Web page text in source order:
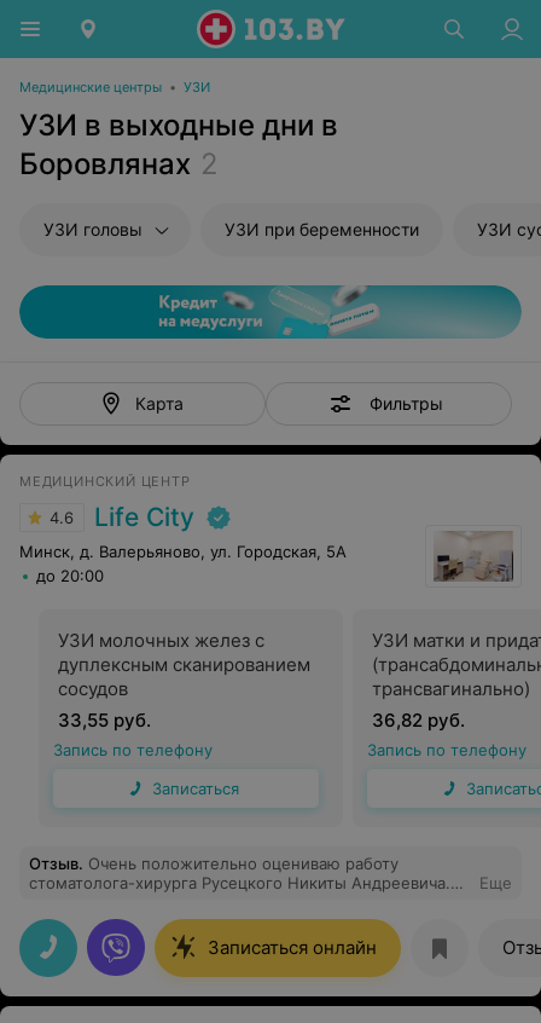
Медицинские центры • УЗИ
УЗИ в выходные дни в
Боровлянах 2
УЗИ головы УЗИ при беременности УЗИ
Карта Фильтры
МЕДИЦИНСКИЙ ЦЕНТР
4.6 Life City
Минск, д. Валерьяново, ул. Городская, 5А
до 20:00
УЗИ молочных желез с
дуплексным сканированием
сосудов
33,55 руб.
Запись по телефону
Записаться
УЗИ матки и
трансвагинально)
36,82 руб.
Запись по телефону
Отзыв. Очень положительно оцениваю работу
стоматолога-хирурга Русецкого Никиты Андреевича.
кабинете 12 гор поликлиники мне ничего не удалили,
сославшись на нехватку времени приема. Читать
нехватку знаний у принимающего врача (даже снимок
нормально прочесть не смог). И тут в
противоположность Н.А. сразу все рассказал по
Еще
Записаться онлайн